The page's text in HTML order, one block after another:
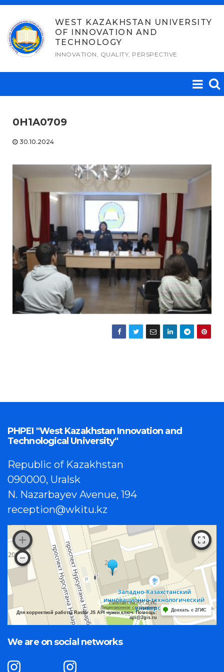
Skip
content
WEST KAZAKHSTAN UNIVERSITY
OF INNOVATION AND
TECHNOLOGY
INNOVATION, QUALITY, PERSPECTIVE
0H1A0709
30.10.2024
PHPEI "West Kazakhstan Innovation and
Technological University"
Republic of Kazakhstan
090000, Uralsk
N. Nazarbayev Avenue, 194
reception@wkitu.kz
Работает на API 2ГИС
Лицензионное соглашение
Для корректной работы Raster JS API нужен ключ. Помощь:
api@2gis.ru
Доехать с 2ГИС
We are on social networks